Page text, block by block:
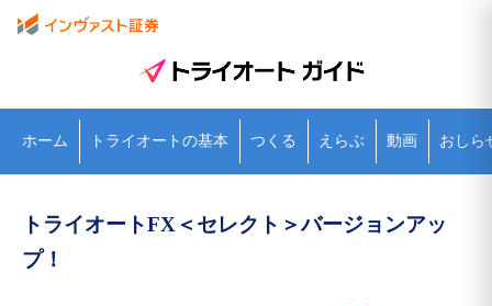
ホーム トライオートの基本 つくる えらぶ 動画 おしら
トライオートFX＜セレクト＞バージョンアッ
プ！